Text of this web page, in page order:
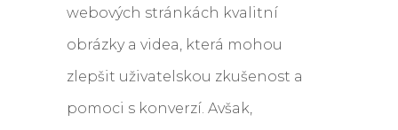
webových stránkách kvalitní
obrázky a videa, která mohou
zlepšit uživatelskou zkušenost a
pomoci s konverzí. Avšak,